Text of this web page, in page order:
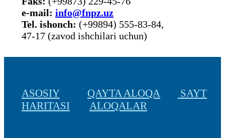
е-mail: info@fnpz.uz
Tel. ishonch: (+99894) 555-83-84,
47-17 (zavod ishchilari uchun)
ASOSIY QAYTA ALOQA
SAYT
HARITASI
ALOQALAR